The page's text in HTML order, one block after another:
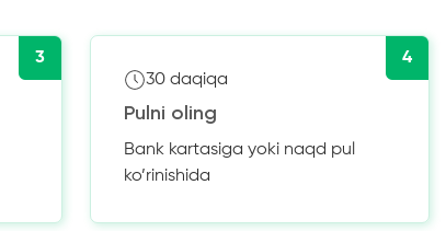
3
4
30 daqiqa
Pulni oling
Bank kartasiga yoki naqd pul
ko’rinishida